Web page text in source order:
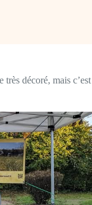
décoré, mais c’est